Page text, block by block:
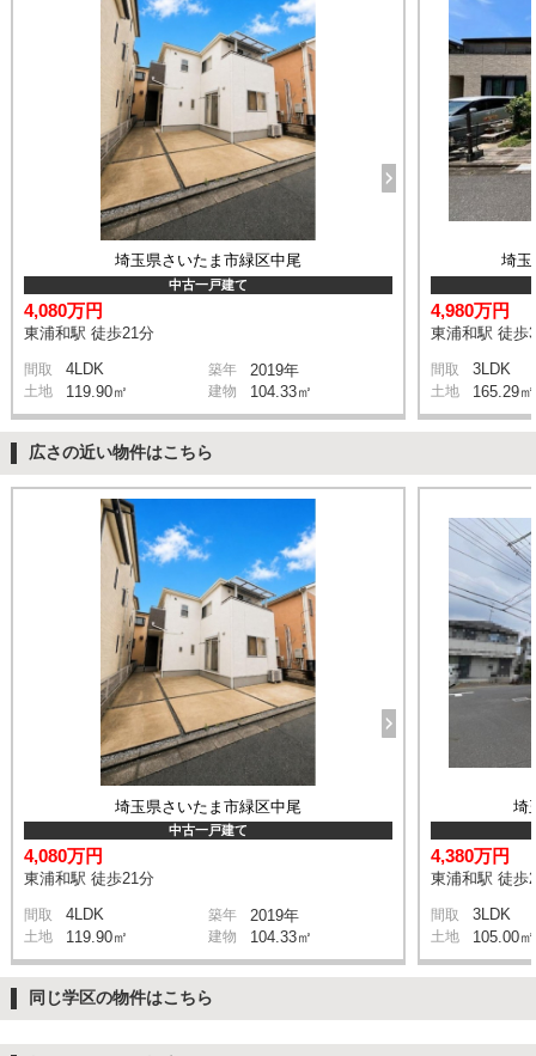
埼玉県さいたま市緑区中尾
中古一戸建て
4,080万円
東浦和駅 徒歩21分
間取 4LDK 築年 2019年
土地 119.90㎡ 建物 104.33㎡
埼玉
4,980万円
東浦和駅 徒歩
間取 3LDK
土地 165.29㎡
広さの近い物件はこちら
埼玉県さいたま市緑区中尾
中古一戸建て
4,080万円
東浦和駅 徒歩21分
間取 4LDK 築年 2019年
土地 119.90㎡ 建物 104.33㎡
埼
4,380万円
東浦和駅 徒歩
間取 3LDK
土地 105.00㎡
同じ学区の物件はこちら